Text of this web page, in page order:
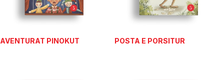
AVENTURAT PINOKUT POSTA E PORSITUR